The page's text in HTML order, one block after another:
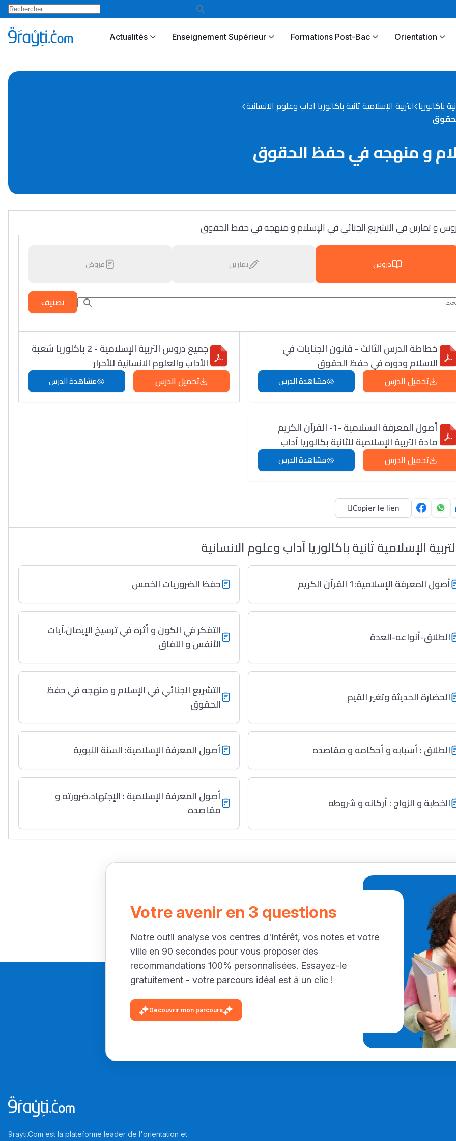
Actualités Enseignement Supérieur Formations Post-Bac Orientation
باكالوريا التربية الإسلامية ثانية باكالوريا آداب وعلوم الانسانية
و منهجه في حفظ الحقوق
و تمارين في التشريع الجنائي في الإسلام و منهجه في حفظ الحقوق
دروس تمارين فروض
تصنيف
خطاطة الدرس الثالث - قانون الجنايات في
الاسلام ودوره في حفظ الحقوق
تحميل الدرس مشاهدة الدرس
جميع دروس التربية الإسلامية - 2 باكلوريا شعبة
الأداب والعلوم الانسانية للأحرار
تحميل الدرس مشاهدة الدرس
أصول المعرفة الاسلامية -1- القرآن الكريم
مادة التربية الإسلامية للثانية بكالوريا آداب
تحميل الدرس مشاهدة الدرس
Copier le lien
الإسلامية ثانية باكالوريا آداب وعلوم الانسانية
أصول المعرفة الإسلامية:1 القرآن الكريم حفظ الضروريات الخمس
الطلاق-أنواعه-العدة
التفكر في الكون و أثره في ترسيخ الإيمان،آيات
الأنفس و الآفاق
الحضارة الحديثة وتغير القيم
التشريع الجنائي في الإسلام و منهجه في حفظ
الحقوق
الطلاق : أسبابه و أحكامه و مقاصده أصول المعرفة الإسلامية: السنة النبوية
الخطبة و الزواج : أركانه و شروطه
أصول المعرفة الإسلامية : الإجتهاد،ضرورته و
مقاصده
Votre avenir en 3 questions
Notre outil analyse vos centres d'intérêt, vos notes et votre
ville en 90 secondes pour vous proposer des
recommandations 100% personnalisées. Essayez-le
gratuitement - votre parcours idéal est à un clic !
Découvrir mon parcours
9rayti.Com est la plateforme leader de l'orientation et